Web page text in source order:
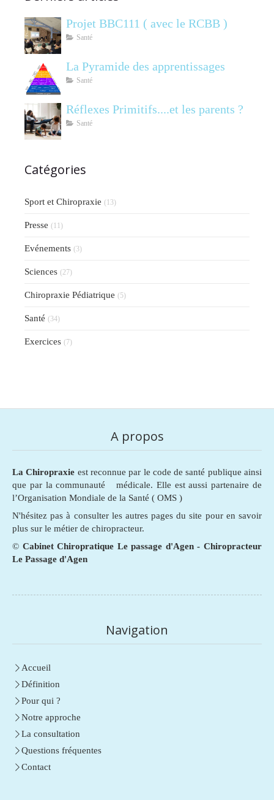
Projet BBC111 ( avec le RCBB )
Santé
La Pyramide des apprentissages
Santé
Réflexes Primitifs....et les parents ?
Santé
Catégories
Sport et Chiropraxie (13)
Presse (11)
Evénements (3)
Sciences (27)
Chiropraxie Pédiatrique (5)
Santé (34)
Exercices (7)
A propos
La Chiropraxie est reconnue par le code de santé publique ainsi
que par la communauté médicale. Elle est aussi partenaire de
l’Organisation Mondiale de la Santé ( OMS )
N'hésitez pas à consulter les autres pages du site pour en savoir
plus sur le métier de chiropracteur.
© Cabinet Chiropratique Le passage d'Agen - Chiropracteur
Le Passage d'Agen
Navigation
Accueil
Définition
Pour qui ?
Notre approche
La consultation
Questions fréquentes
Contact